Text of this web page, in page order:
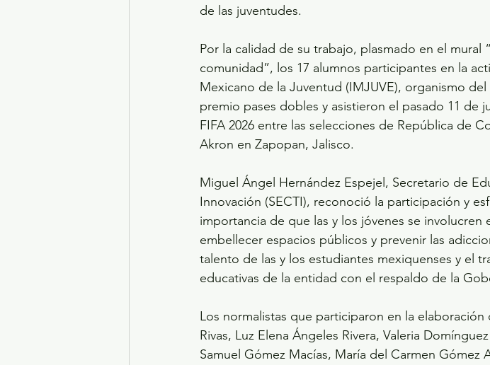
de las juventudes.
Por la calidad de su trabajo, plasmado en el
comunidad”, los 17 alumnos participantes en la
Mexicano de la Juventud (IMJUVE), organismo
premio pases dobles y asistieron el pasado 11 de
FIFA 2026 entre las selecciones de República de
Akron en Zapopan, Jalisco.
Miguel Ángel Hernández Espejel, Secretario de
Innovación (SECTI), reconoció la participación y
importancia de que las y los jóvenes se
embellecer espacios públicos y prevenir las
talento de las y los estudiantes mexiquenses y el
educativas de la entidad con el respaldo de la
Los normalistas que participaron en la
Rivas, Luz Elena Ángeles Rivera, Valeria
Samuel Gómez Macías, María del Carmen Gómez